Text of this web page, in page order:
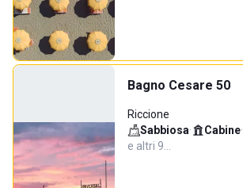
Bagno Cesare 50
Riccione
Sabbiosa· Cabine·
e altri 9…